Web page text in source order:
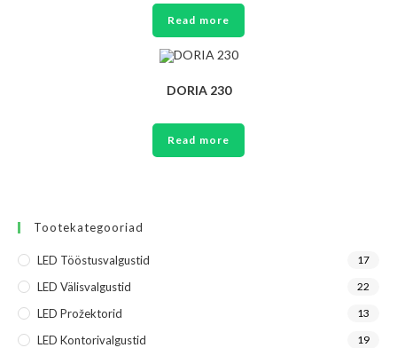
Read more
DORIA 230
Read more
Tootekategooriad
LED Tööstusvalgustid 17
LED Välisvalgustid 22
LED Prožektorid 13
LED Kontorivalgustid 19